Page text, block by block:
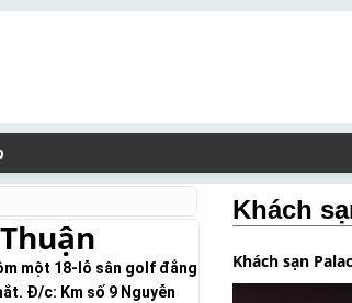
một 18-lỗ sân golf đẳng
Đ/c: Km số 9 Nguyễn
Khách
Khách sạn